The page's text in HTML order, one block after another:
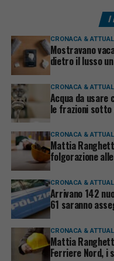
I
CRONACA &
Mostravano
dietro il lusso
CRONACA &
Acqua da usare
le frazioni sotto
CRONACA &
Mattia
folgorazione
CRONACA &
Arrivano 142
61 saranno
CRONACA &
Mattia
Ferriere Nord, i